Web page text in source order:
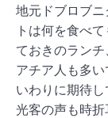
地元ドブロブ
トは何を食べ
ておきのラン
アチア人も多
いわりに期待
光客の声も時折